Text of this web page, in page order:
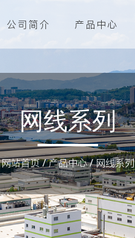
公司简介 产品中心
网线系列
网站首页/产品中心/网线系列